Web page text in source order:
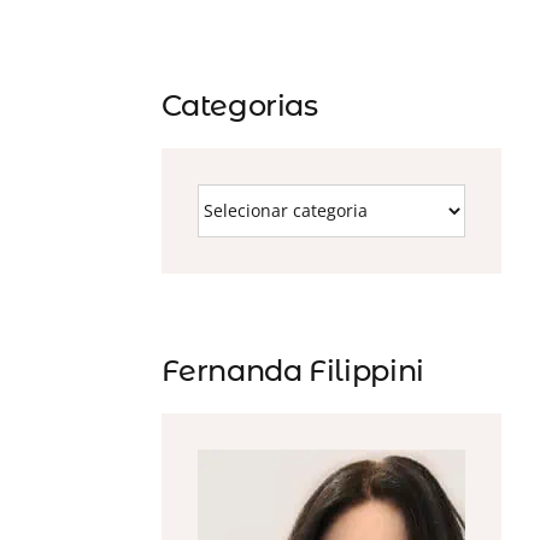
Categorias
Fernanda Filippini